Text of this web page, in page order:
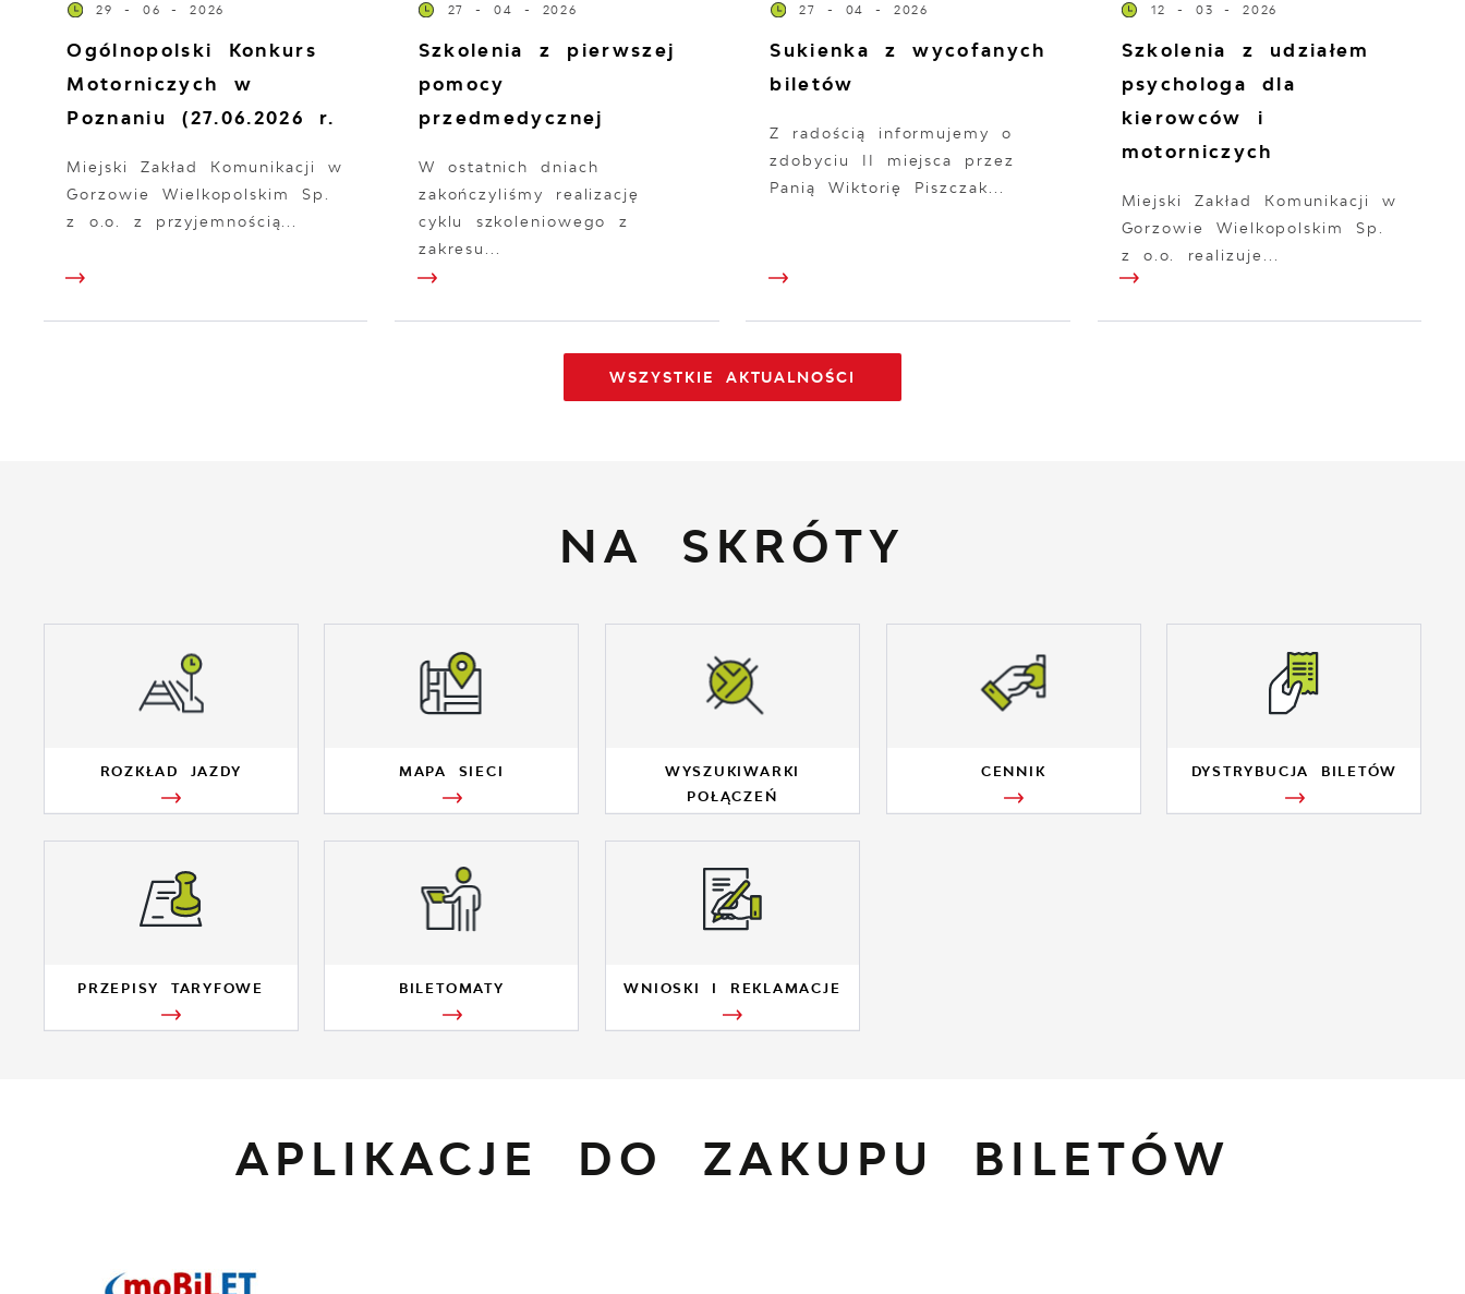
29 - 06 - 2026
Ogólnopolski Konkurs
Motorniczych w
Poznaniu (27.06.2026 r.
Miejski Zakład Komunikacji w
Gorzowie Wielkopolskim Sp.
z o.o. z przyjemnością...
27 - 04 - 2026
Szkolenia z pierwszej
pomocy
przedmedycznej
W ostatnich dniach
zakończyliśmy realizację
cyklu szkoleniowego z
zakresu...
27 - 04 - 2026
Sukienka z wycofanych
biletów
Z radością informujemy o
zdobyciu II miejsca przez
Panią Wiktorię Piszczak...
12 - 03 - 2026
Szkolenia z udziałem
psychologa dla
kierowców i
motorniczych
Miejski Zakład Komunikacji w
Gorzowie Wielkopolskim Sp.
z o.o. realizuje...
WSZYSTKIE AKTUALNOŚCI
NA SKRÓTY
ROZKŁAD JAZDY MAPA SIECI
WYSZUKIWARKI
POŁĄCZEŃ
CENNIK DYSTRYBUCJA BILETÓW
PRZEPISY TARYFOWE BILETOMATY WNIOSKI I REKLAMACJE
APLIKACJE DO ZAKUPU BILETÓW